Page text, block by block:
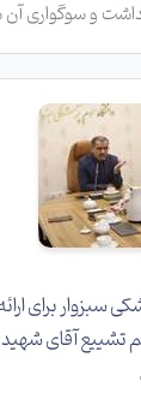
و سوگواری
غرب خراسان در
سبزوار برای
تشییع آقای شهید